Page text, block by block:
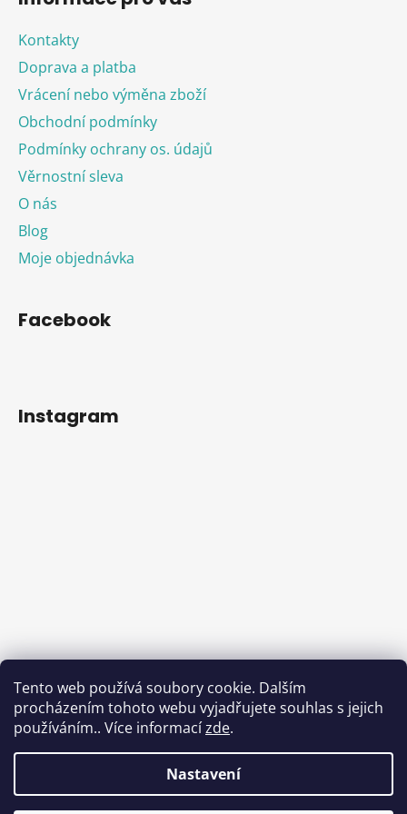
Tento web používá soubory cookie. Dalším
procházením tohoto webu vyjadřujete souhlas s jejich
používáním.. Více informacízde.
Nastavení
Kontakty
Doprava a platba
Vrácení nebo výměna zboží
Obchodní podmínky
Podmínky ochrany os. údajů
Věrnostní sleva
O nás
Blog
Moje objednávka
Facebook
Instagram